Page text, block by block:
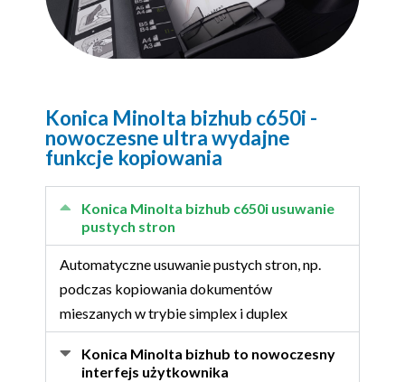
Konica Minolta bizhub c650i -
nowoczesne ultra wydajne
funkcje kopiowania
Konica Minolta bizhub c650i usuwanie
pustych stron
Automatyczne usuwanie pustych stron, np.
podczas kopiowania dokumentów
mieszanych w trybie simplex i duplex
Konica Minolta bizhub to nowoczesny
interfejs użytkownika